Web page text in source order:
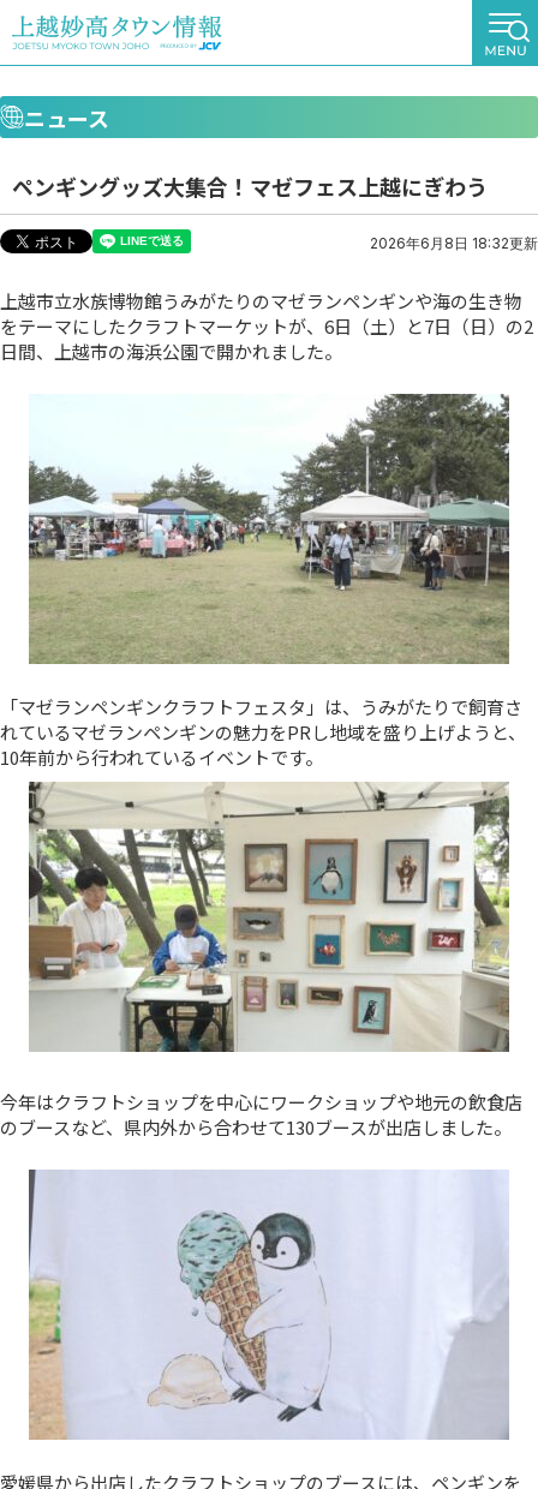
ニュース
ペンギングッズ大集合！マゼフェス上越にぎわう
2026年6月8日 18:32更新
上越市立水族博物館うみがたりのマゼランペンギンや海の生き物
をテーマにしたクラフトマーケットが、6日（土）と7日（日）の2
日間、上越市の海浜公園で開かれました。
「マゼランペンギンクラフトフェスタ」は、うみがたりで飼育さ
れているマゼランペンギンの魅力をPRし地域を盛り上げようと、
10年前から行われているイベントです。
今年はクラフトショップを中心にワークショップや地元の飲食店
のブースなど、県内外から合わせて130ブースが出店しました。
愛媛県から出店したクラフトショップのブースには、ペンギンを